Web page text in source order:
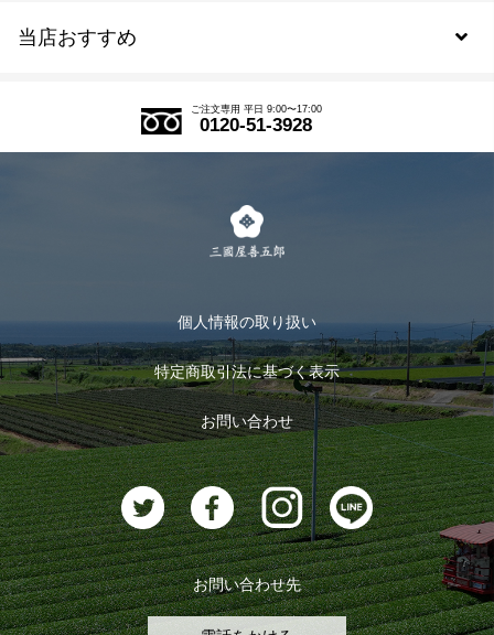
当店おすすめ
式部の香りシリーズ
お茶のギフト
おすすめのお茶
お茶に合うスイーツ
会員規約について
ログイン
ログアウト
ご注文専用 平日 9:00〜17:00
0120-51-3928
個人情報の取り扱い
特定商取引法に基づく表示
お問い合わせ
お問い合わせ先